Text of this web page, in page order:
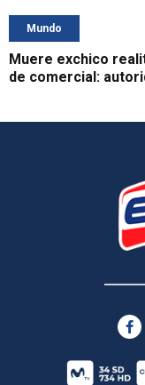
Mundo
Muere exchico
de comercial: